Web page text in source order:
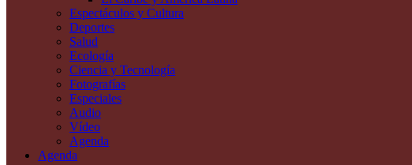
Espectáculos y Cultura
Deportes
Salud
Ecología
Ciencia y Tecnología
Fotografías
Especiales
Audio
Vídeo
Agenda
Agenda